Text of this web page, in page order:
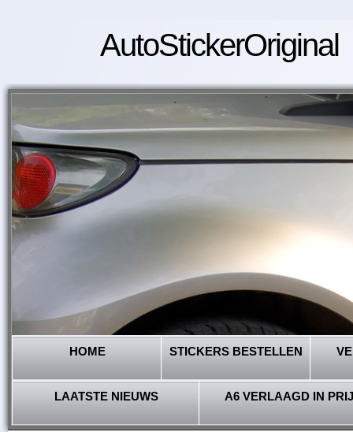
AutoStickerOriginal
HOME STICKERS BESTELLEN
LAATSTE NIEUWS A6 VERLAAGD IN